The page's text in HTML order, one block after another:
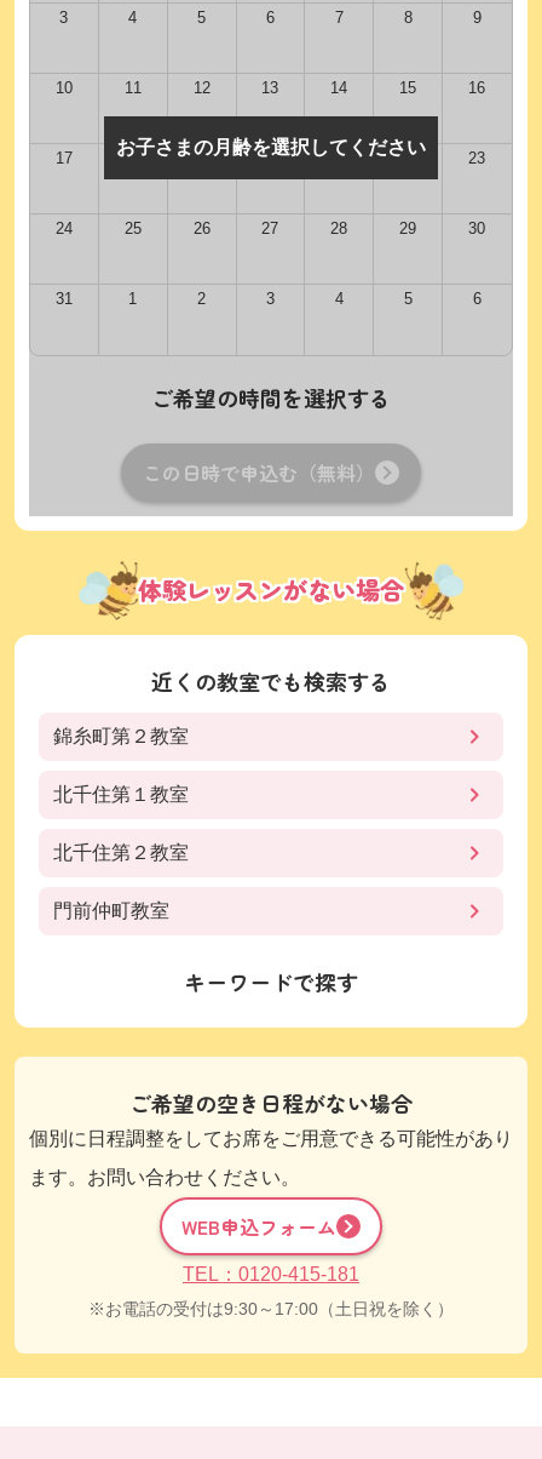
3 4 5 6 7 8 9
10 11 12 13 14 15 16
17 18 19 20 21 22 23
24 25 26 27 28 29 30
31 1 2 3 4 5 6
ご希望の時間を選択する
この日時で申込む（無料）
お子さまの月齢を選択してください
体験レッスンがない場合
近くの教室でも検索する
錦糸町第２教室
北千住第１教室
北千住第２教室
門前仲町教室
キーワードで探す
ご希望の空き日程がない場合
個別に日程調整をしてお席をご用意できる可能性があり
ます。お問い合わせください。
WEB申込フォーム
TEL：0120-415-181
お電話の受付は9:30～17:00（土日祝を除く）